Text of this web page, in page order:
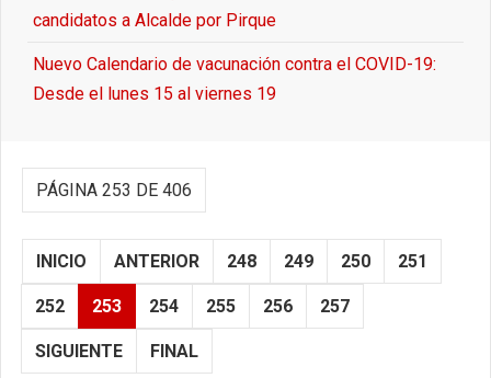
candidatos a Alcalde por Pirque
Nuevo Calendario de vacunación contra el COVID-19:
Desde el lunes 15 al viernes 19
PÁGINA 253 DE 406
INICIO ANTERIOR 248 249 250 251
252 253 254 255 256 257
SIGUIENTE FINAL